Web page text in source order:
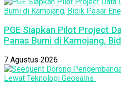
PGE Siapkan Pilot Project
Panas Bumi di Kamojang,
7 Agustus 2026